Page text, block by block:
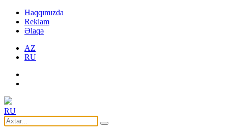
Haqqımızda
Reklam
Əlaqə
AZ
RU
RU